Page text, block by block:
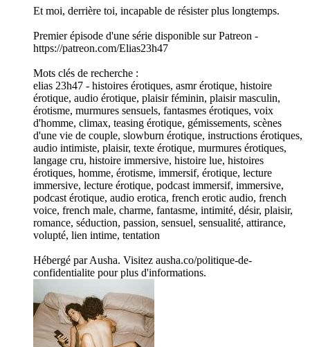
Et moi, derrière toi, incapable de résister plus longtemps.
Premier épisode d'une série disponible sur Patreon -
https://patreon.com/Elias23h47
Mots clés de recherche :
elias 23h47 - histoires érotiques, asmr érotique, histoire
érotique, audio érotique, plaisir féminin, plaisir masculin,
érotisme, murmures sensuels, fantasmes érotiques, voix
d'homme, climax, teasing érotique, gémissements, scènes
d'une vie de couple, slowburn érotique, instructions érotiques,
audio intimiste, plaisir, texte érotique, murmures érotiques,
langage cru, histoire immersive, histoire lue, histoires
érotiques, homme, érotisme, immersif, érotique, lecture
immersive, lecture érotique, podcast immersif, immersive,
podcast érotique, audio erotica, french erotic audio, french
voice, french male, charme, fantasme, intimité, désir, plaisir,
romance, séduction, passion, sensuel, sensualité, attirance,
volupté, lien intime, tentation
Hébergé par Ausha. Visitez ausha.co/politique-de-
confidentialite pour plus d'informations.